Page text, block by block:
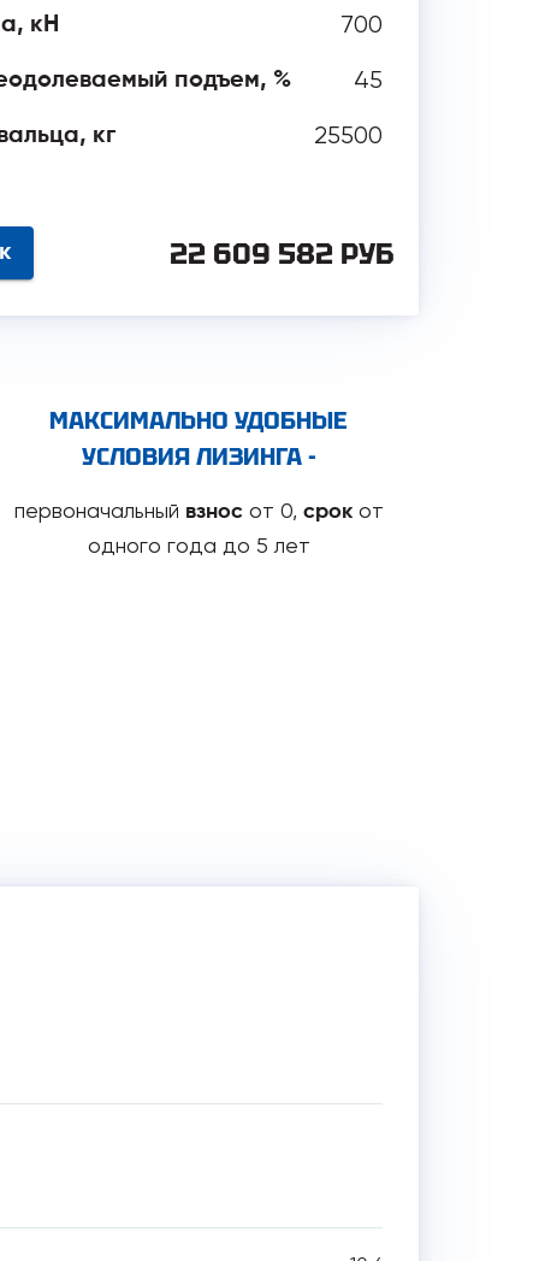
кН 700
подъем, % 45
кг 25500
22 609 582 РУБ
МАКСИМАЛЬНО УДОБНЫЕ
УСЛОВИЯ ЛИЗИНГА -
первоначальный взнос от 0, срокот
одного года до 5 лет